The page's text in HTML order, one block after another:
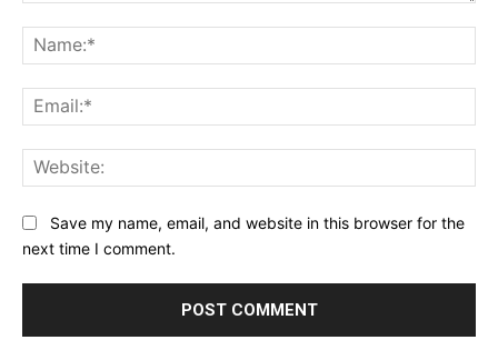
Save my name, email, and website in this browser for the
next time I comment.